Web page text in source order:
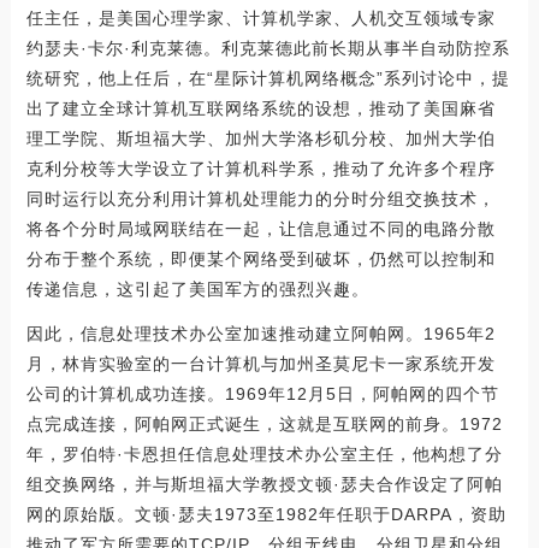
任主任，是美国心理学家、计算机学家、人机交互领域专家
约瑟夫·卡尔·利克莱德。利克莱德此前长期从事半自动防控系
统研究，他上任后，在“星际计算机网络概念”系列讨论中，提
出了建立全球计算机互联网络系统的设想，推动了美国麻省
理工学院、斯坦福大学、加州大学洛杉矶分校、加州大学伯
克利分校等大学设立了计算机科学系，推动了允许多个程序
同时运行以充分利用计算机处理能力的分时分组交换技术，
将各个分时局域网联结在一起，让信息通过不同的电路分散
分布于整个系统，即便某个网络受到破坏，仍然可以控制和
传递信息，这引起了美国军方的强烈兴趣。
因此，信息处理技术办公室加速推动建立阿帕网。1965年2
月，林肯实验室的一台计算机与加州圣莫尼卡一家系统开发
公司的计算机成功连接。1969年12月5日，阿帕网的四个节
点完成连接，阿帕网正式诞生，这就是互联网的前身。1972
年，罗伯特·卡恩担任信息处理技术办公室主任，他构想了分
组交换网络，并与斯坦福大学教授文顿·瑟夫合作设定了阿帕
网的原始版。文顿·瑟夫1973至1982年任职于DARPA，资助